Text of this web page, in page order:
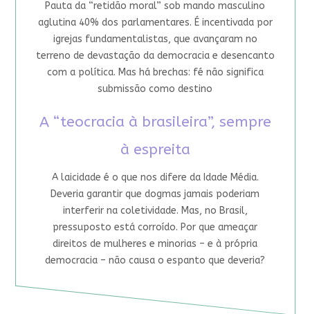
Pauta da “retidão moral” sob mando masculino
aglutina 40% dos parlamentares. É incentivada por
igrejas fundamentalistas, que avançaram no
terreno de devastação da democracia e desencanto
com a política. Mas há brechas: fé não significa
submissão como destino
A “teocracia à brasileira”, sempre
à espreita
A laicidade é o que nos difere da Idade Média.
Deveria garantir que dogmas jamais poderiam
interferir na coletividade. Mas, no Brasil,
pressuposto está corroído. Por que ameaçar
direitos de mulheres e minorias – e à própria
democracia – não causa o espanto que deveria?